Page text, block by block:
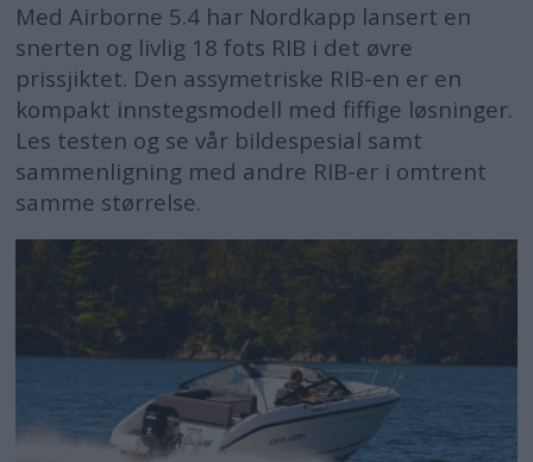
Med Airborne 5.4 har Nordkapp lansert en
snerten og livlig 18 fots RIB i det øvre
prissjiktet. Den assymetriske RIB-en er en
kompakt innstegsmodell med fiffige løsninger.
Les testen og se vår bildespesial samt
sammenligning med andre RIB-er i omtrent
samme størrelse.